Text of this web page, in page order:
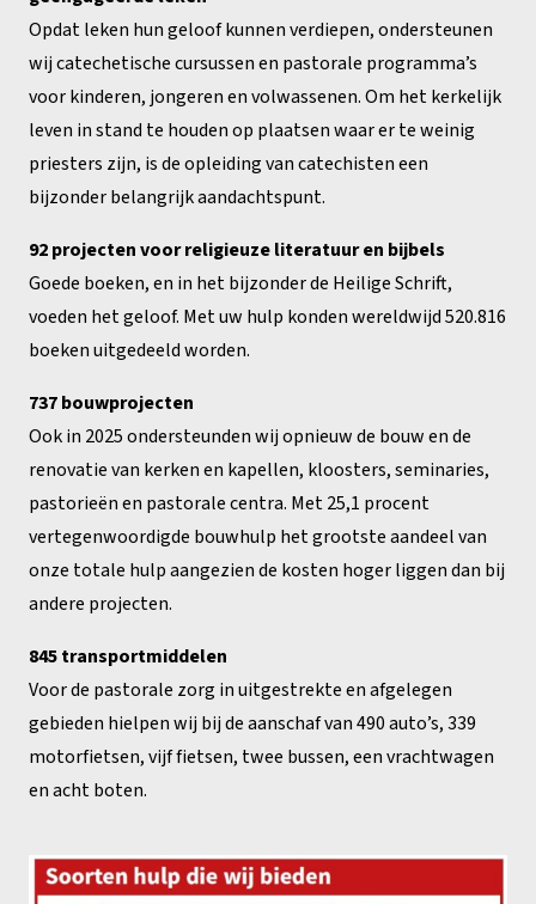
Opdat leken hun geloof kunnen verdiepen, ondersteunen
wij catechetische cursussen en pastorale programma’s
voor kinderen, jongeren en volwassenen. Om het kerkelijk
leven in stand te houden op plaatsen waar er te weinig
priesters zijn, is de opleiding van catechisten een
bijzonder belangrijk aandachtspunt.
92 projecten voor religieuze literatuur en bijbels
Goede boeken, en in het bijzonder de Heilige Schrift,
voeden het geloof. Met uw hulp konden wereldwijd 520.816
boeken uitgedeeld worden.
737 bouwprojecten
Ook in 2025 ondersteunden wij opnieuw de bouw en de
renovatie van kerken en kapellen, kloosters, seminaries,
pastorieën en pastorale centra. Met 25,1 procent
vertegenwoordigde bouwhulp het grootste aandeel van
onze totale hulp aangezien de kosten hoger liggen dan bij
andere projecten.
845 transportmiddelen
Voor de pastorale zorg in uitgestrekte en afgelegen
gebieden hielpen wij bij de aanschaf van 490 auto’s, 339
motorfietsen, vijf fietsen, twee bussen, een vrachtwagen
en acht boten.